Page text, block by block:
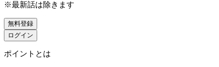
※最新話は除きます
無料登録
ログイン
ポイントとは